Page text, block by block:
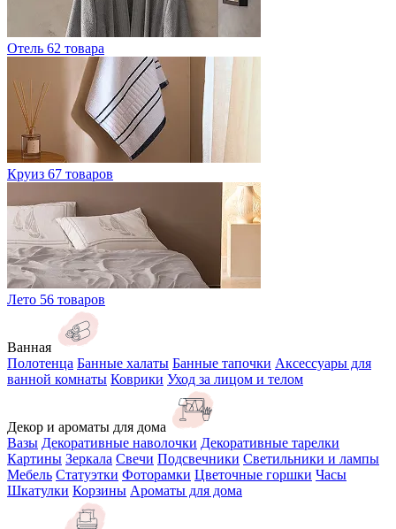
Отель 62 товара
Круиз 67 товаров
Лето 56 товаров
Ванная
Полотенца Банные халаты Банные тапочки Аксессуары для
ванной комнаты Коврики Уход за лицом и телом
Декор и ароматы для дома
Вазы Декоративные наволочки Декоративные тарелки
Картины Зеркала Свечи Подсвечники Светильники и лампы
Мебель Статуэтки Фоторамки Цветочные горшки Часы
Шкатулки Корзины Ароматы для дома